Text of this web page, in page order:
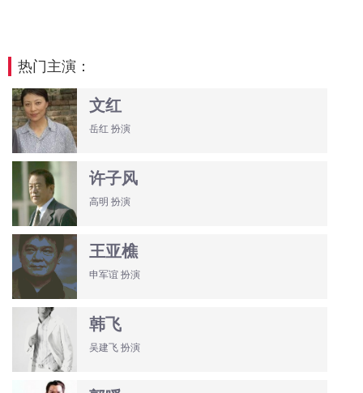
热门主演：
文红
岳红 扮演
许子风
高明 扮演
王亚樵
申军谊 扮演
韩飞
吴建飞 扮演